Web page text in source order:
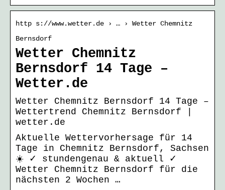
http s://www.wetter.de › … › Wetter Chemnitz
Bernsdorf
Wetter Chemnitz
Bernsdorf 14 Tage –
Wetter.de
Wetter Chemnitz Bernsdorf 14 Tage –
Wettertrend Chemnitz Bernsdorf |
wetter.de
Aktuelle Wettervorhersage für 14
Tage in Chemnitz Bernsdorf, Sachsen
☀️ ✓ stundengenau & aktuell ✓
Wetter Chemnitz Bernsdorf für die
nächsten 2 Wochen …